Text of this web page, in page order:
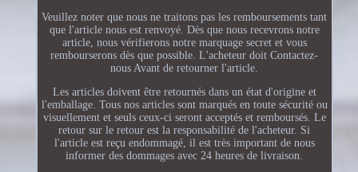
Veuillez noter que nous ne traitons pas les remboursements tant
que l'article nous est renvoyé. Dès que nous recevrons notre
article, nous vérifierons notre marquage secret et vous
rembourserons dès que possible. L'acheteur doit Contactez-
nous Avant de retourner l'article.
Les articles doivent être retournés dans un état d'origine et
l'emballage. Tous nos articles sont marqués en toute sécurité ou
visuellement et seuls ceux-ci seront acceptés et remboursés. Le
retour sur le retour est la responsabilité de l'acheteur. Si
l'article est reçu endommagé, il est très important de nous
informer des dommages avec 24 heures de livraison.